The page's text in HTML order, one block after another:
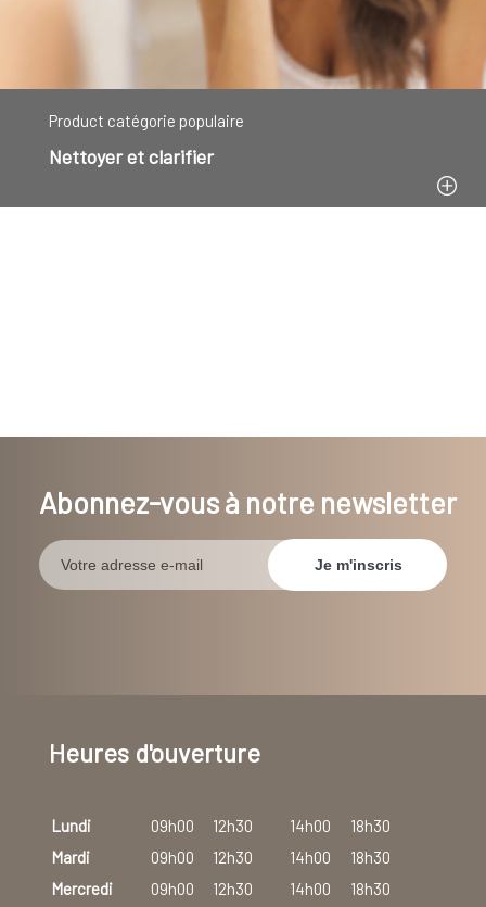
Product catégorie populaire
Nettoyer et clarifier
Abonnez-vous à notre newsletter
Heures d'ouverture
Lundi 09h00 12h30 14h00
18h30
Mardi
09h00 12h30 14h00
18h30
Mercredi
09h00 12h30 14h00
18h30